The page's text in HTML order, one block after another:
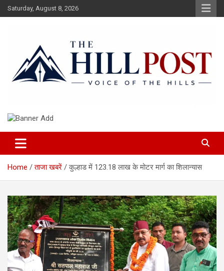
Skip
to
Saturday, August 8, 2026
The Hillpost
Home ताजा खबरें कुल्हाड में 123.18 लाख के मोटर मार्ग का शिलान्यास